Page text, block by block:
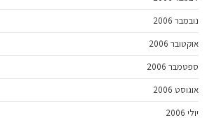
נובמבר 2006
אוקטובר 2006
ספטמבר 2006
אוגוסט 2006
יולי 2006